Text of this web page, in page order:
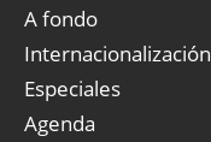
A fondo
Internacionalización
Especiales
Agenda